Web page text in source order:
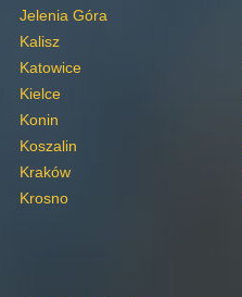
Jelenia Góra
Kalisz
Katowice
Kielce
Konin
Koszalin
Kraków
Krosno